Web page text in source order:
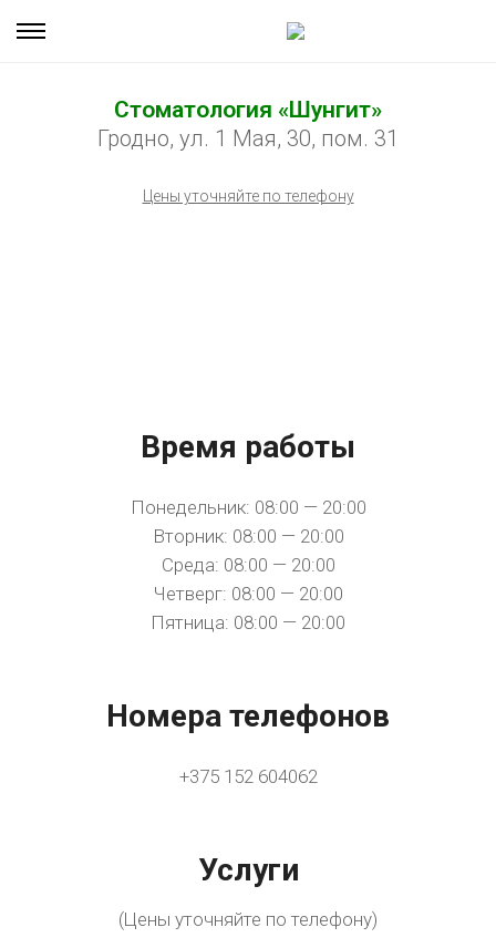
Стоматология «Шунгит»
Гродно, ул. 1 Мая, 30, пом. 31
Цены уточняйте по телефону
Время работы
Понедельник: 08:00 — 20:00
Вторник: 08:00 — 20:00
Среда: 08:00 — 20:00
Четверг: 08:00 — 20:00
Пятница: 08:00 — 20:00
Номера телефонов
+375 152 604062
Услуги
(Цены уточняйте по телефону)